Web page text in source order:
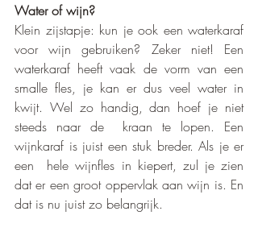
Water of wijn?
Klein zijstapje: kun je ook een waterkaraf
voor wijn gebruiken? Zeker niet! Een
waterkaraf heeft vaak de vorm van een
smalle fles, je kan er dus veel water in
kwijt. Wel zo handig, dan hoef je niet
steeds naar de  kraan te lopen. Een
wijnkaraf is juist een stuk breder. Als je er
een  hele wijnfles in kiepert, zul je zien
dat er een groot oppervlak aan wijn is. En
dat is nu juist zo belangrijk.